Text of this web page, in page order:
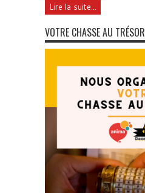
Lire la suite...
VOTRE CHASSE AU TRÉSOR